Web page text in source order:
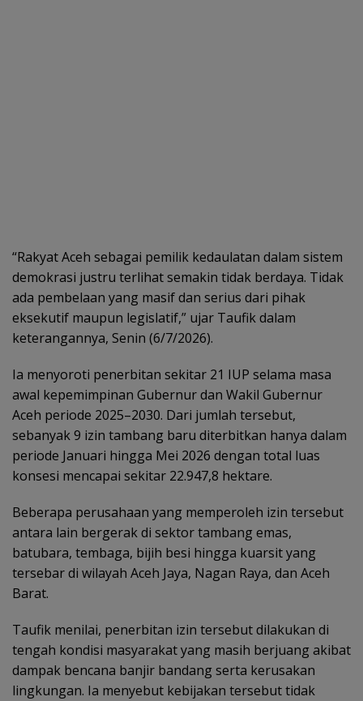
“Rakyat Aceh sebagai pemilik kedaulatan dalam sistem
demokrasi justru terlihat semakin tidak berdaya. Tidak
ada pembelaan yang masif dan serius dari pihak
eksekutif maupun legislatif,” ujar Taufik dalam
keterangannya, Senin (6/7/2026).
Ia menyoroti penerbitan sekitar 21 IUP selama masa
awal kepemimpinan Gubernur dan Wakil Gubernur
Aceh periode 2025–2030. Dari jumlah tersebut,
sebanyak 9 izin tambang baru diterbitkan hanya dalam
periode Januari hingga Mei 2026 dengan total luas
konsesi mencapai sekitar 22.947,8 hektare.
Beberapa perusahaan yang memperoleh izin tersebut
antara lain bergerak di sektor tambang emas,
batubara, tembaga, bijih besi hingga kuarsit yang
tersebar di wilayah Aceh Jaya, Nagan Raya, dan Aceh
Barat.
Taufik menilai, penerbitan izin tersebut dilakukan di
tengah kondisi masyarakat yang masih berjuang akibat
dampak bencana banjir bandang serta kerusakan
lingkungan. Ia menyebut kebijakan tersebut tidak